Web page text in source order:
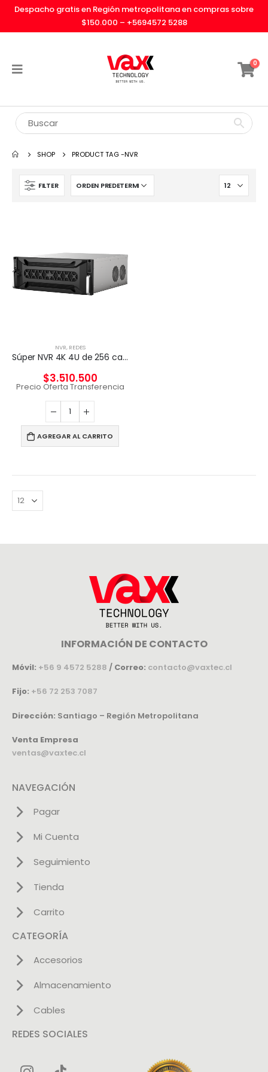
Despacho gratis en Región metropolitana en compras sobre
$150.000 – +5694572 5288
0
SHOP PRODUCT TAG -NVR
FILTER
NVR, REDES
Súper NVR 4K 4U de 256 canales
$3.510.500
Precio Oferta Transferencia
AGREGAR AL CARRITO
INFORMACIÓN DE CONTACTO
Móvil: +56 9 4572 5288 / Correo: contacto@vaxtec.cl
Fijo: +56 72 253 7087
Dirección: Santiago – Región Metropolitana
Venta Empresa
ventas@vaxtec.cl
NAVEGACIÓN
Pagar
Mi Cuenta
Seguimiento
Tienda
Carrito
CATEGORÍA
Accesorios
Almacenamiento
Cables
REDES SOCIALES